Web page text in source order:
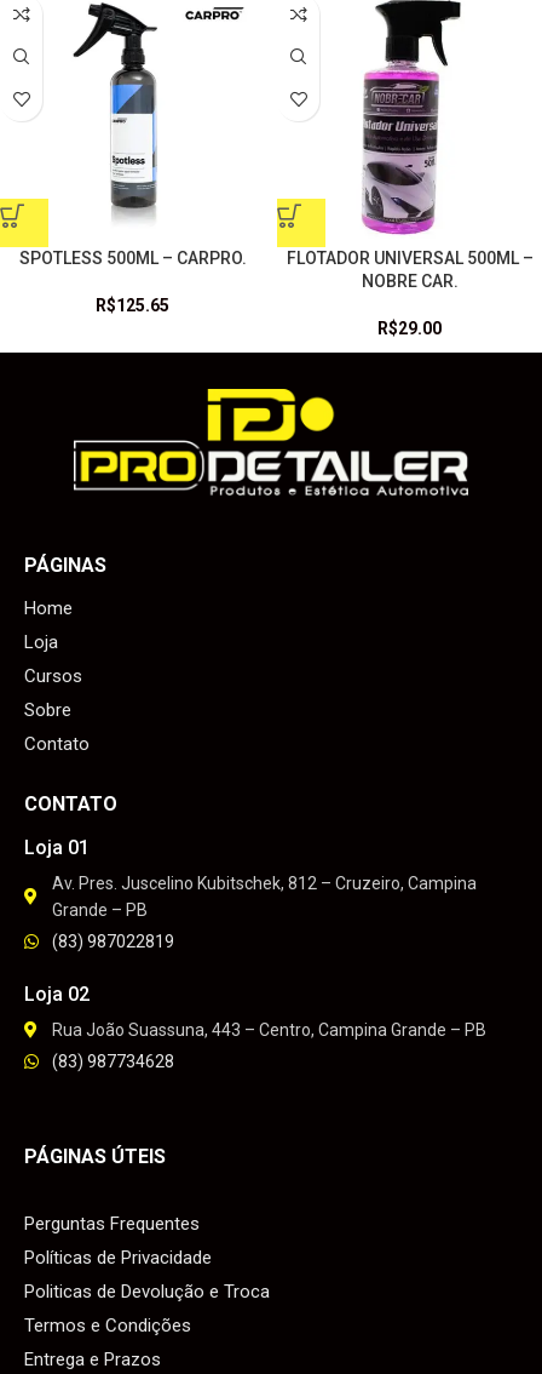
SPOTLESS 500ML – CARPRO.
R$125.65
FLOTADOR UNIVERSAL 500ML –
NOBRE CAR.
R$29.00
PÁGINAS
Home
Loja
Cursos
Sobre
Contato
CONTATO
Loja 01
Av. Pres. Juscelino Kubitschek, 812 – Cruzeiro, Campina
Grande – PB
(83) 987022819
Loja 02
Rua João Suassuna, 443 – Centro, Campina Grande – PB
(83) 987734628
PÁGINAS ÚTEIS
Perguntas Frequentes
Políticas de Privacidade
Politicas de Devolução e Troca
Termos e Condições
Entrega e Prazos